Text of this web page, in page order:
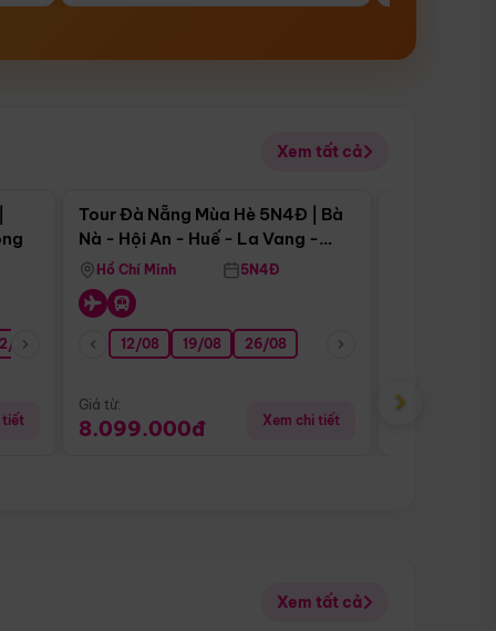
Xem tất cả
08 26/08 05/09 09/09 12/09
tiết
Điểm nổi bật
Tour Đà Nẵng Mùa Hè 5N4Đ | Bà
Nà - Hội An - Huế - La Vang -
Động Thiên Đường
Hồ Chí Minh 5N4Đ
12/08 19/08 26/08
Giá từ:
8.099.000đ Xem chi tiết
Giá từ:
›
Xem tất cả
Điểm nổi bật